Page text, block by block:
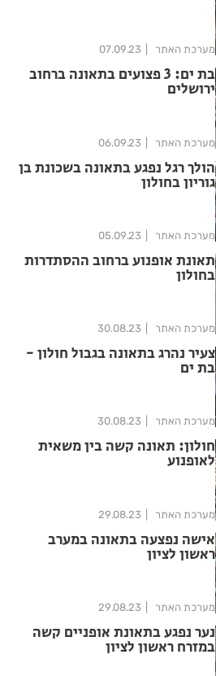
מערכת האתר 07.09.23
בת ים: 3 פצועים בתאונה ברחוב
ירושלים
מערכת האתר 06.09.23
הולך רגל נפגע בתאונה בשכונת בן
גוריון בחולון
מערכת האתר 05.09.23
תאונת אופנוע ברחוב ההסתדרות
בחולון
מערכת האתר 30.08.23
צעיר נהרג בתאונה בגבול חולון -
בת ים
מערכת האתר 30.08.23
חולון: תאונה קשה בין משאית
לאופנוע
מערכת האתר 29.08.23
אישה נפצעה בתאונה במערב
ראשון לציון
מערכת האתר 29.08.23
נער נפגע בתאונת אופניים קשה
במזרח ראשון לציון